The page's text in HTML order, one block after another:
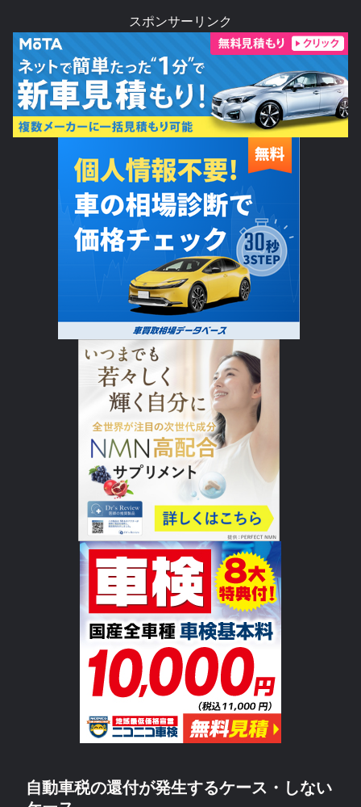
スポンサーリンク
自動車税の還付が発生するケース・しない